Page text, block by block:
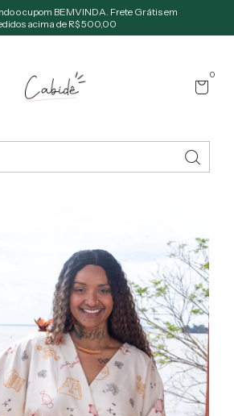
o cupom BEMVINDA. Frete Grátis em
acima de R$ 500,00
0